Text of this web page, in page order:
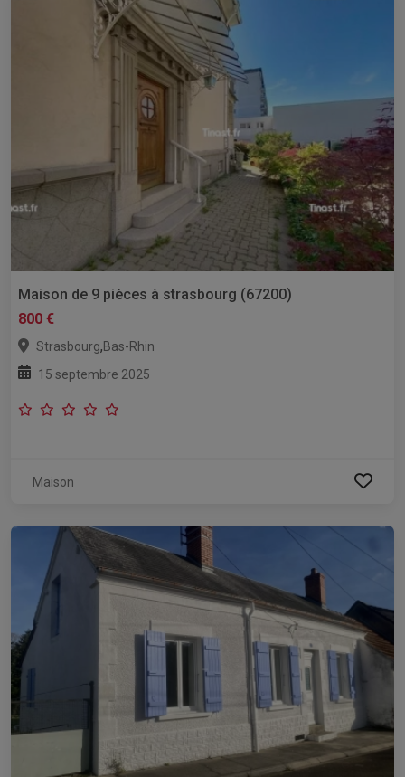
Maison de 9 pièces à strasbourg (67200)
800 €
Strasbourg,Bas-Rhin
15 septembre 2025
Maison